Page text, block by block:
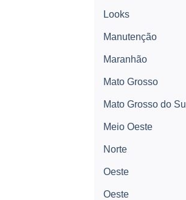
Looks
Manutenção
Maranhão
Mato Grosso
Mato Grosso do Sul
Meio Oeste
Norte
Oeste
Oeste